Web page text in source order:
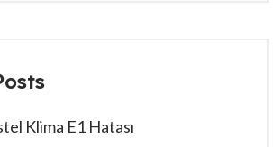
Klima E1 Hatası